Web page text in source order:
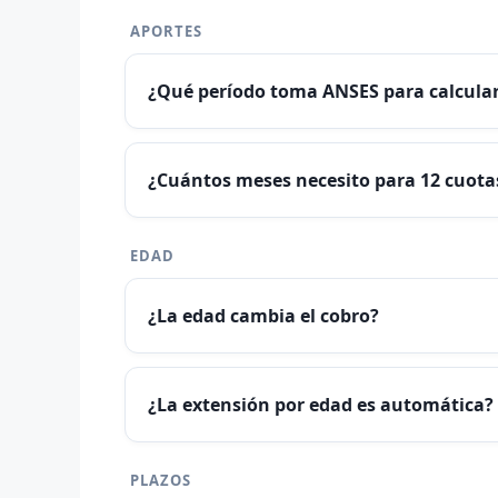
APORTES
¿Qué período toma ANSES para
¿Cuántos meses necesito para 12
EDAD
¿La edad cambia el cobro?
¿La extensión por edad es automática?
PLAZOS